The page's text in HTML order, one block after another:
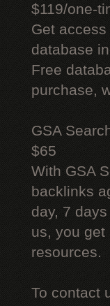
$119/one-
Get
database
Free
purchase,
GSA
$65
With GSA
backlinks
day, 7
us, you
resources.
To contact